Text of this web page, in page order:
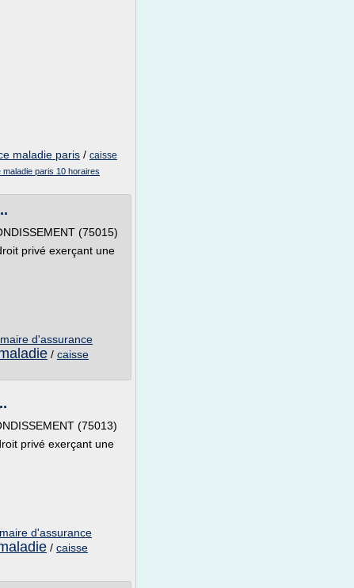
maladie paris / caisse
paris 10 horaires
(75015)
privé exerçant une
d'assurance
/ caisse
(75013)
privé exerçant une
d'assurance
/ caisse